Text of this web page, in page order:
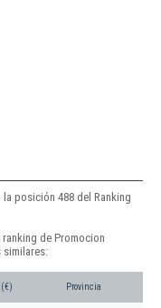
posición 488 del Ranking
de Promocion
similares:
Provincia